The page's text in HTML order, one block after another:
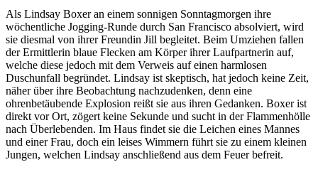
Als Lindsay Boxer an einem sonnigen Sonntagmorgen ihre
wöchentliche Jogging-Runde durch San Francisco absolviert, wird
sie diesmal von ihrer Freundin Jill begleitet. Beim Umziehen fallen
der Ermittlerin blaue Flecken am Körper ihrer Laufpartnerin auf,
welche diese jedoch mit dem Verweis auf einen harmlosen
Duschunfall begründet. Lindsay ist skeptisch, hat jedoch keine Zeit,
näher über ihre Beobachtung nachzudenken, denn eine
ohrenbetäubende Explosion reißt sie aus ihren Gedanken. Boxer ist
direkt vor Ort, zögert keine Sekunde und sucht in der Flammenhölle
nach Überlebenden. Im Haus findet sie die Leichen eines Mannes
und einer Frau, doch ein leises Wimmern führt sie zu einem kleinen
Jungen, welchen Lindsay anschließend aus dem Feuer befreit.